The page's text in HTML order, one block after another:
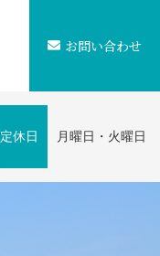
お問い合わせ
定休日 月曜日・火曜日